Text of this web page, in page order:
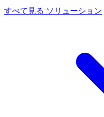
すべて見る ソリューション